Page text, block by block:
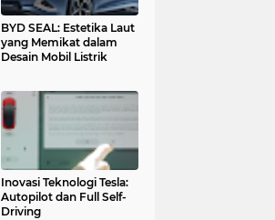
BYD SEAL: Estetika Laut
yang Memikat dalam
Desain Mobil Listrik
Inovasi Teknologi Tesla:
Autopilot dan Full Self-
Driving